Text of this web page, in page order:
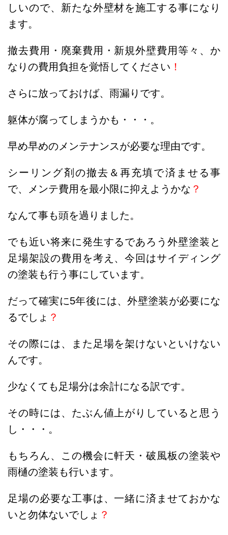
しいので、新たな外壁材を施工する事になり
ます。
撤去費用・廃棄費用・新規外壁費用等々、か
なりの費用負担を覚悟してください ！
さらに放っておけば、雨漏りです。
躯体が腐ってしまうかも・・・。
早め早めのメンテナンスが必要な理由です。
シーリング剤の撤去＆再充填で済ませる事
で、メンテ費用を最小限に抑えようかな ？
なんて事も頭を過りました。
でも近い将来に発生するであろう外壁塗装と
足場架設の費用を考え、今回はサイディング
の塗装も行う事にしています。
だって確実に5年後には、外壁塗装が必要にな
るでしょ ？
その際には、また足場を架けないといけない
んです。
少なくても足場分は余計になる訳です。
その時には、たぶん値上がりしていると思う
し・・・。
もちろん、この機会に軒天・破風板の塗装や
雨樋の塗装も行います。
足場の必要な工事は、一緒に済ませておかな
いと勿体ないでしょ ？